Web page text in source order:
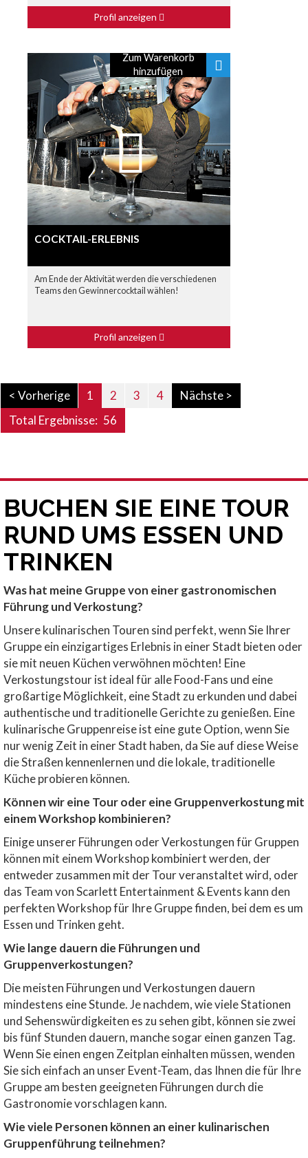
Profil anzeigen
Zum Warenkorb
hinzufügen
COCKTAIL-ERLEBNIS
Am Ende der Aktivität werden die verschiedenen
Teams den Gewinnercocktail wählen!
Profil anzeigen
< Vorherige 1 2 3 4
Nächste >
Total Ergebnisse: 56
BUCHEN SIE EINE TOUR
RUND UMS ESSEN UND
TRINKEN
Was hat meine Gruppe von einer gastronomischen
Führung und Verkostung?
Unsere kulinarischen Touren sind perfekt, wenn Sie Ihrer
Gruppe ein einzigartiges Erlebnis in einer Stadt bieten oder
sie mit neuen Küchen verwöhnen möchten! Eine
Verkostungstour ist ideal für alle Food-Fans und eine
großartige Möglichkeit, eine Stadt zu erkunden und dabei
authentische und traditionelle Gerichte zu genießen. Eine
kulinarische Gruppenreise ist eine gute Option, wenn Sie
nur wenig Zeit in einer Stadt haben, da Sie auf diese Weise
die Straßen kennenlernen und die lokale, traditionelle
Küche probieren können.
Können wir eine Tour oder eine Gruppenverkostung mit
einem Workshop kombinieren?
Einige unserer Führungen oder Verkostungen für Gruppen
können mit einem Workshop kombiniert werden, der
entweder zusammen mit der Tour veranstaltet wird, oder
das Team von Scarlett Entertainment & Events kann den
perfekten Workshop für Ihre Gruppe finden, bei dem es um
Essen und Trinken geht.
Wie lange dauern die Führungen und
Gruppenverkostungen?
Die meisten Führungen und Verkostungen dauern
mindestens eine Stunde. Je nachdem, wie viele Stationen
und Sehenswürdigkeiten es zu sehen gibt, können sie zwei
bis fünf Stunden dauern, manche sogar einen ganzen Tag.
Wenn Sie einen engen Zeitplan einhalten müssen, wenden
Sie sich einfach an unser Event-Team, das Ihnen die für Ihre
Gruppe am besten geeigneten Führungen durch die
Gastronomie vorschlagen kann.
Wie viele Personen können an einer kulinarischen
Gruppenführung teilnehmen?